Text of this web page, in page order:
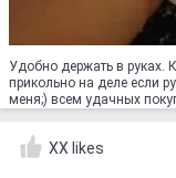
Удобно держать в руках.
прикольно на деле если
меня;) всем удачных
XX likes